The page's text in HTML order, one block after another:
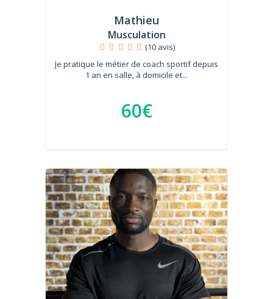
Mathieu
Musculation
(10 avis)
Je pratique le métier de coach sportif depuis
1 an en salle, à domicile et...
60€